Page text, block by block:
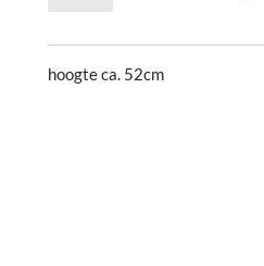
hoogte ca. 52cm